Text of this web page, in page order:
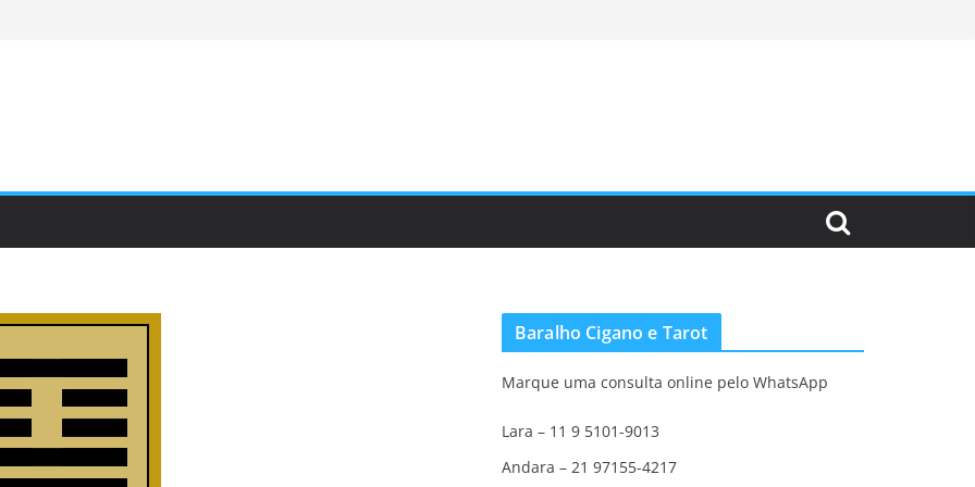
Baralho Cigano e Tarot
Marque uma consulta online pelo WhatsApp
Lara – 11 9 5101-9013
Andara – 21 97155-4217